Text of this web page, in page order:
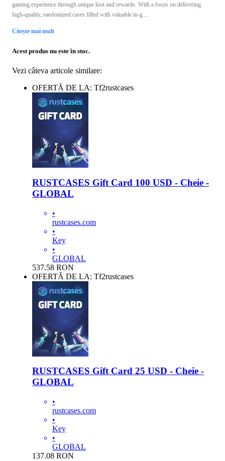
gaming experience through unique loot and rewards. With a focus on delivering
high-quality, randomized cases filled with valuable in-g ...
Citește mai mult
Acest produs nu este în stoc.
Vezi câteva articole similare:
OFERTĂ DE LA: Tf2rustcases
RUSTCASES Gift Card 100 USD - Cheie -
GLOBAL
•
rustcases.com
•
Key
•
GLOBAL
537.58 RON
OFERTĂ DE LA: Tf2rustcases
RUSTCASES Gift Card 25 USD - Cheie -
GLOBAL
•
rustcases.com
•
Key
•
GLOBAL
137.08 RON